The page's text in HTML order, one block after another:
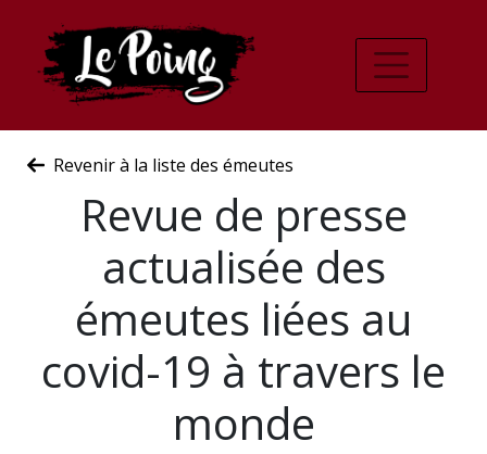
Revenir à la liste des émeutes
Revue de presse
actualisée des
émeutes liées au
covid-19 à travers le
monde